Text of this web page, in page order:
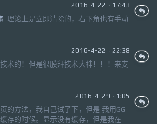
2016-4-22 · 17:43
理论上是立即清除的，右下角也有手动
2016-4-22 · 22:38
术的！但是很膜拜技术大神！！！来支
2016-4-29 · 1:05
的方法，我自己试了下，但是 我用GG
存的时候。显示没有缓存，但是我在